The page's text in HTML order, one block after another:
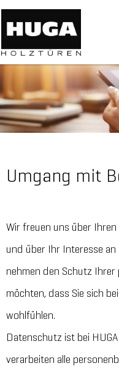
Umgang mit
Wir freuen uns über
und über Ihr Interesse
nehmen den Schutz
möchten, dass Sie sich
wohlfühlen.
Datenschutz ist bei
verarbeiten alle